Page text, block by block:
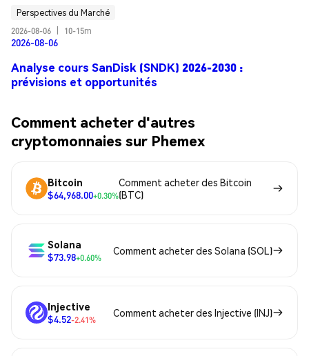
Perspectives du Marché
2026-08-06
10-15m
2026-08-06
Analyse cours SanDisk (SNDK) 2026-2030 :
prévisions et opportunités
Comment acheter d'autres
cryptomonnaies sur Phemex
Bitcoin
$64,968.00+0.30%
Comment acheter des Bitcoin
(BTC)
Solana
$73.98+0.60%
Comment acheter des Solana (SOL)
Injective
$4.52-2.41%
Comment acheter des Injective (INJ)